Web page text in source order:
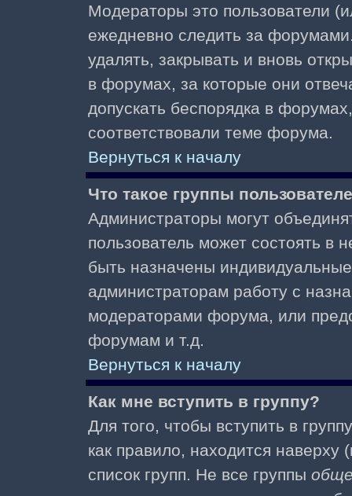
Модераторы это пользователи
ежедневно следить за
удалять, закрывать и вновь
в форумах, за которые они
допускать беспорядка в
соответствовали теме форума.
Вернуться к началу
Что такое группы
Администраторы могут
пользователь может состоять в
быть назначены
администраторам работу с
модераторами форума, или
форумам и т.д.
Вернуться к началу
Как мне вступить в группу?
Для того, чтобы вступить в
как правило, находится
список групп. Не все группы